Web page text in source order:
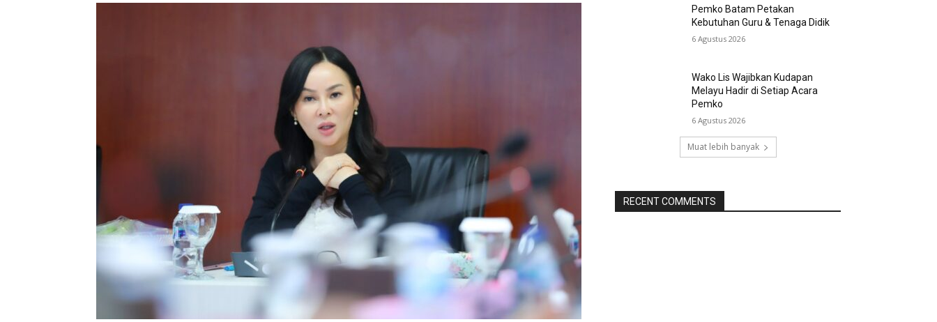
Pemko Batam Petakan
Kebutuhan Guru & Tenaga Didik
6 Agustus 2026
Wako Lis Wajibkan Kudapan
Melayu Hadir di Setiap Acara
Pemko
6 Agustus 2026
Muat lebih banyak
RECENT COMMENTS